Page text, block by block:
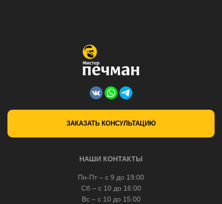
ЗАКАЗАТЬ КОНСУЛЬТАЦИЮ
НАШИ КОНТАКТЫ
Пн-Пт – с 9 до 19:00
Сб – с 10 до 16:00
Вс – с 10 до 15:00